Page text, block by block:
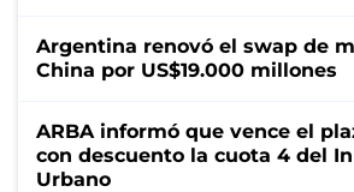
Argentina renovó el swap de
China por US$19.000 millones
ARBA informó que vence el
con descuento la cuota 4 del
Urbano